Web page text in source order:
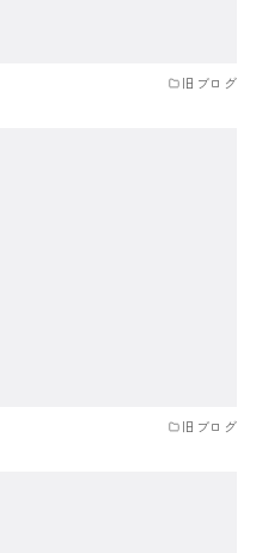
旧ブログ
旧ブログ